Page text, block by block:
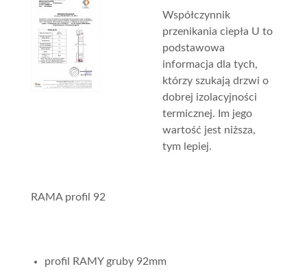
Współczynnik
przenikania ciepła U to
podstawowa
informacja dla tych,
którzy szukają drzwi o
dobrej izolacyjności
termicznej. Im jego
wartość jest niższa,
tym lepiej.
RAMA profil 92
profil RAMY gruby 92mm